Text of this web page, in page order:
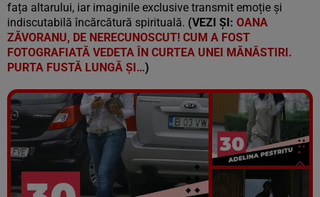
fața altarului, iar imaginile exclusive transmit emoție și
indiscutabilă încărcătură spirituală. (VEZI ȘI: OANA
ZĂVORANU, DE NERECUNOSCUT! CUM A FOST
FOTOGRAFIATĂ VEDETA ÎN CURTEA UNEI MĂNĂSTIRI.
PURTA FUSTĂ LUNGĂ ȘI…)